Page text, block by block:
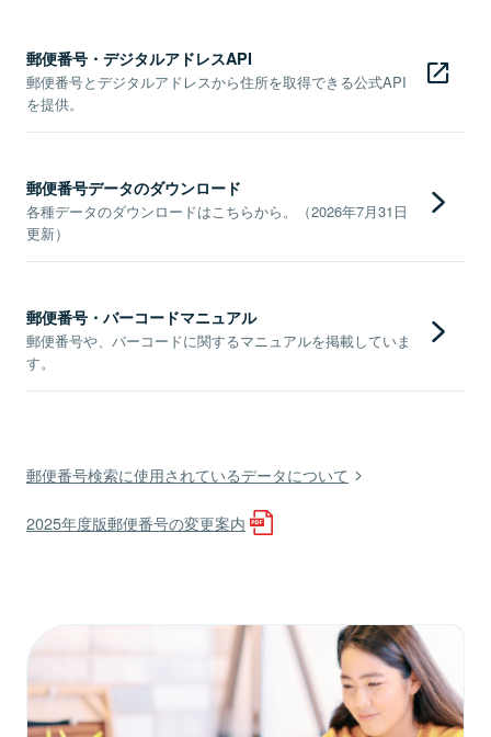
郵便番号・デジタルアドレスAPI
郵便番号とデジタルアドレスから住所を取得できる公式API
を提供。
郵便番号データのダウンロード
各種データのダウンロードはこちらから。（2026年7月31日
更新）
郵便番号・バーコードマニュアル
郵便番号や、バーコードに関するマニュアルを掲載していま
す。
郵便番号検索に使用されているデータについて
2025年度版郵便番号の変更案内